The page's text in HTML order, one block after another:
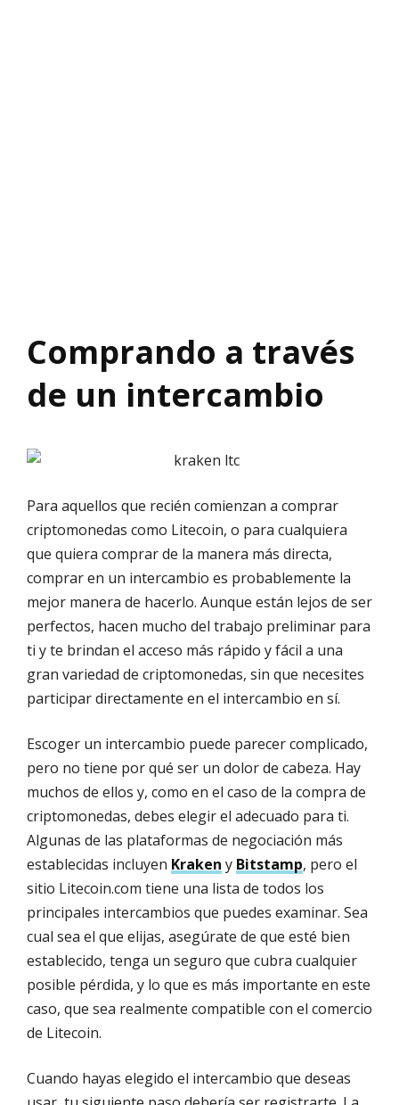
Comprando a través
de un intercambio
Para aquellos que recién comienzan a comprar
criptomonedas como Litecoin, o para cualquiera
que quiera comprar de la manera más directa,
comprar en un intercambio es probablemente la
mejor manera de hacerlo. Aunque están lejos de ser
perfectos, hacen mucho del trabajo preliminar para
ti y te brindan el acceso más rápido y fácil a una
gran variedad de criptomonedas, sin que necesites
participar directamente en el intercambio en sí.
Escoger un intercambio puede parecer complicado,
pero no tiene por qué ser un dolor de cabeza. Hay
muchos de ellos y, como en el caso de la compra de
criptomonedas, debes elegir el adecuado para ti.
Algunas de las plataformas de negociación más
establecidas incluyen Kraken y Bitstamp, pero el
sitio Litecoin.com tiene una lista de todos los
principales intercambios que puedes examinar. Sea
cual sea el que elijas, asegúrate de que esté bien
establecido, tenga un seguro que cubra cualquier
posible pérdida, y lo que es más importante en este
caso, que sea realmente compatible con el comercio
de Litecoin.
Cuando hayas elegido el intercambio que deseas